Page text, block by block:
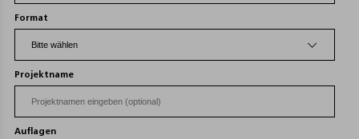
Format
Projektname
Auflagen